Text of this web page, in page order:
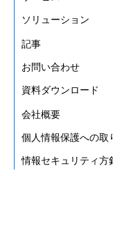
ソリューション
記事
お問い合わせ
資料ダウンロード
会社概要
個人情報保護への取
情報セキュリティ方